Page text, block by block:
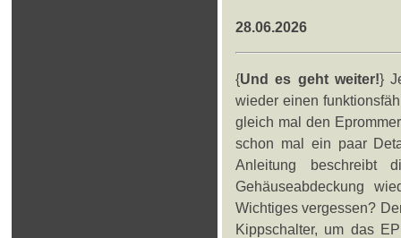
28.06.2026
{Und es geht weiter!}
wieder einen
gleich mal den
schon mal ein paar
Anleitung beschreibt
Gehäuseabdeckung
Wichtiges vergessen?
Kippschalter, um das